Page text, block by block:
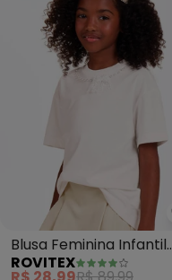
Blusa Feminina Infantil
Laço com Rebite (Bege)
ROVITEX